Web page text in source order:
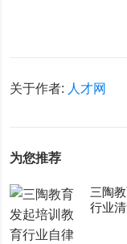
关于作者: 人才网
为您推荐
三陶
行业